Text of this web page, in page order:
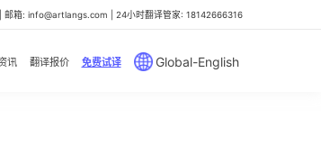
箱: info@artlangs.com | 24小时翻译管家: 18142666316
讯 翻译报价 免费试译 Global-English